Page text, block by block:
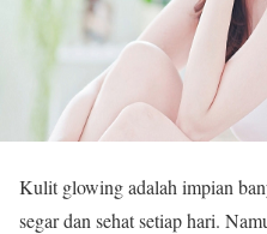
Kulit glowing adalah impian
segar dan sehat setiap hari.